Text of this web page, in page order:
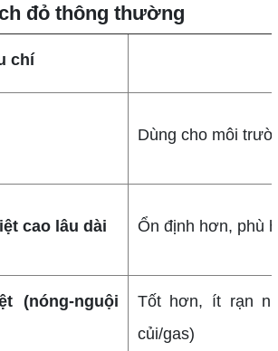
đỏ thông thường
chí
Dùng cho môi
cao lâu dài Ổn định hơn, phù
(nóng-nguội
Tốt hơn, ít rạn
củi/gas)